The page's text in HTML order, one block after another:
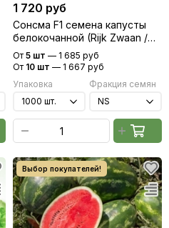
1 720 руб
Сонсма F1 семена капусты
белокочанной (Rijk Zwaan /
Райк Цваан)
От 5 шт — 1 685 руб
От 10 шт — 1 667 руб
Упаковка
Фракция семян